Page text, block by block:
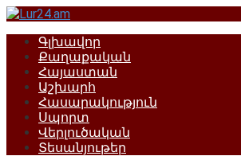
Перейти
контентуԳլխավոր
Քաղաքական
Հայաստան
Աշխարհ
Հասարակություն
Սպորտ
Վերլուծական
Տեսանյութեր